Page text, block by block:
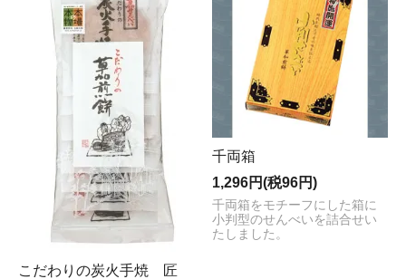
こだわりの炭火手焼 匠
千両箱
1,296円(税96円)
千両箱をモチーフにした箱に
小判型のせんべいを詰合せい
たしました。